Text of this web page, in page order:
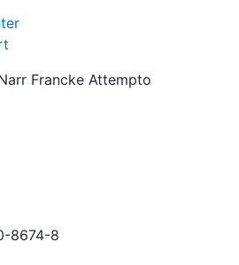
Francke Attempto
8674-8